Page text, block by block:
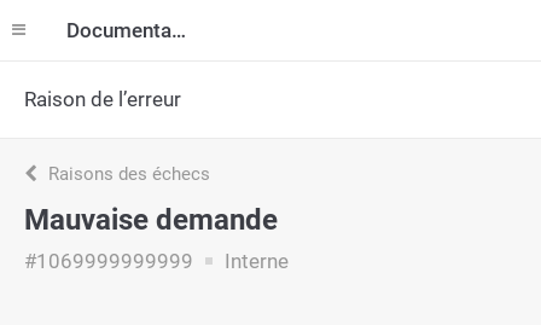
Documentation
Raison de l’erreur
Raisons des échecs
Mauvaise demande
#1069999999999 Interne